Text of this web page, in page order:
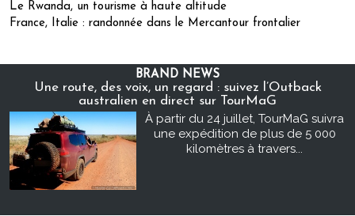
Le Rwanda, un tourisme à haute altitude
France, Italie : randonnée dans le Mercantour frontalier
BRAND NEWS
Une route, des voix, un regard : suivez l’Outback
australien en direct sur TourMaG
À partir du 24 juillet, TourMaG suivra
une expédition de plus de 5 000
kilomètres à travers...